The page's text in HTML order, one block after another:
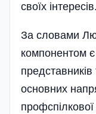
своїх інтересів.
За словами
компонентом є
основних